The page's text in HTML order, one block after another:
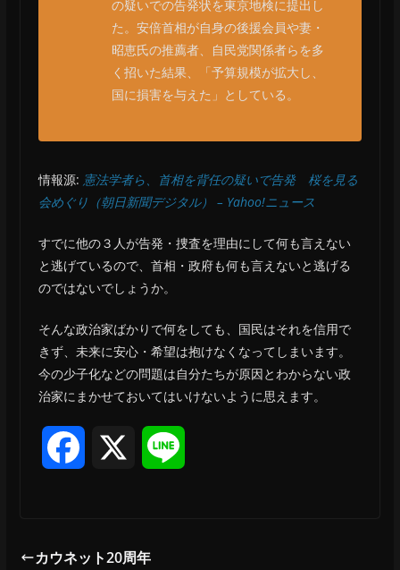
の疑いでの告発状を東京地検に提出し
た。安倍首相が自身の後援会員や妻・
昭恵氏の推薦者、自民党関係者らを多
く招いた結果、「予算規模が拡大し、
国に損害を与えた」としている。
情報源: 憲法学者ら、首相を背任の疑いで告発 桜を見る
会めぐり（朝日新聞デジタル） – Yahoo!ニュース
すでに他の３人が告発・捜査を理由にして何も言えない
と逃げているので、首相・政府も何も言えないと逃げる
のではないでしょうか。
そんな政治家ばかりで何をしても、国民はそれを信用で
きず、未来に安心・希望は抱けなくなってしまいます。
今の少子化などの問題は自分たちが原因とわからない政
治家にまかせておいてはいけないように思えます。
カウネット20周年